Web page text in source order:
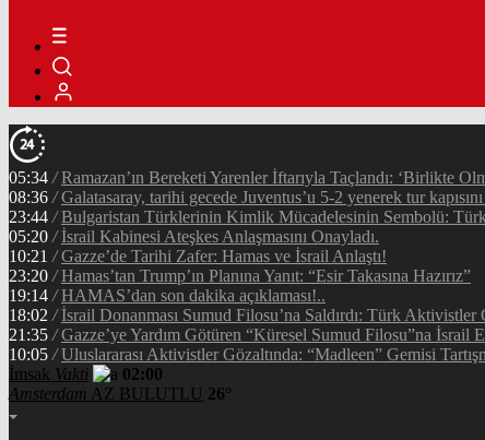
05:34 / Ramazan’ın Bereketi Yarenler İftarıyla Taçlandı: ‘Birlikte
08:36 / Galatasaray, tarihi gecede Juventus’u 5-2 yenerek tur kapısını
23:44 / Bulgaristan Türklerinin Kimlik Mücadelesinin Sembolü:
05:20 / İsrail Kabinesi Ateşkes Anlaşmasını Onayladı.
10:21 / Gazze’de Tarihi Zafer: Hamas ve İsrail Anlaştı!
23:20 / Hamas’tan Trump’ın Planına Yanıt: “Esir Takasına Hazırız”
19:14 / HAMAS’dan son dakika açıklaması!..
18:02 / İsrail Donanması Sumud Filosu’na Saldırdı: Türk
21:35 / Gazze’ye Yardım Götüren “Küresel Sumud Filosu”na İsrail
10:05 / Uluslararası Aktivistler Gözaltında: “Madleen” Gemisi
İmsak Vakti
02:00
Amsterdam AZ BULUTLU 26°